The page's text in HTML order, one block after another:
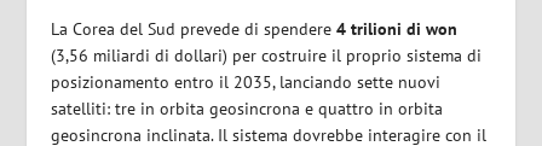
La Corea del Sud prevede di spendere 4 trilioni di won
(3,56 miliardi di dollari) per costruire il proprio sistema di
posizionamento entro il 2035, lanciando sette nuovi
satelliti: tre in orbita geosincrona e quattro in orbita
geosincrona inclinata. Il sistema dovrebbe interagire con il